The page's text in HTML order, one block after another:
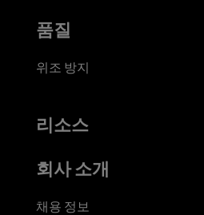
품질
위조 방지
리소스
회사 소개
채용 정보